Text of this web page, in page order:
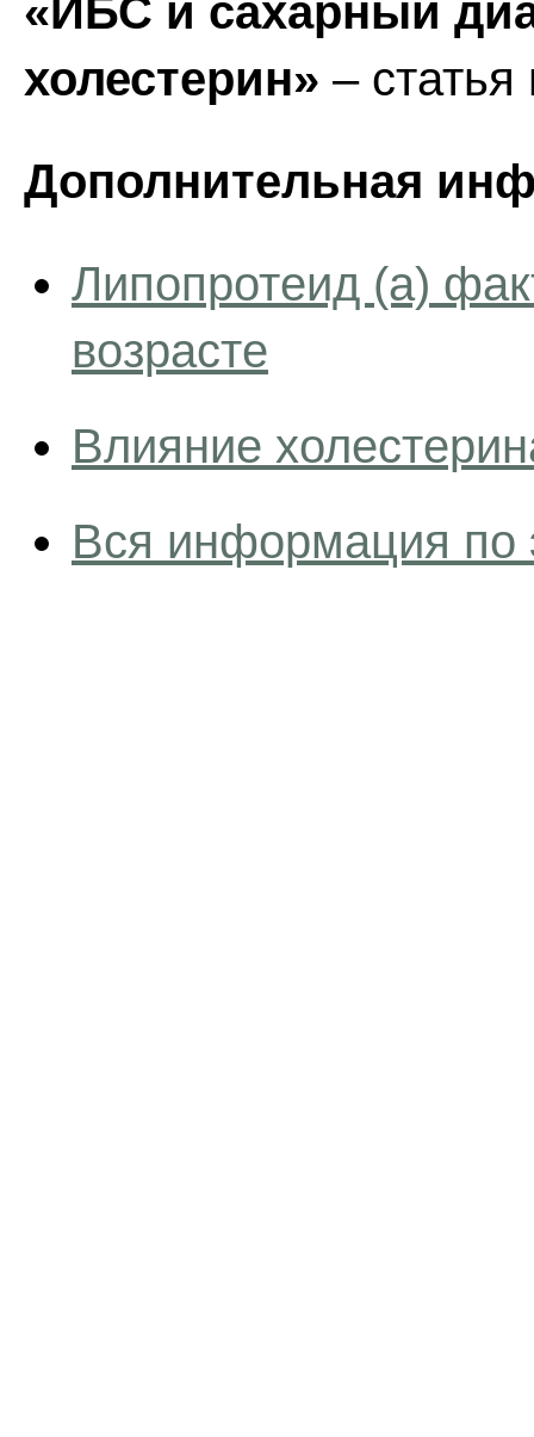
«ИБС и сахарный
холестерин» –
Дополнительная
Липопротеид (a)
возрасте
Влияние
Вся информация по